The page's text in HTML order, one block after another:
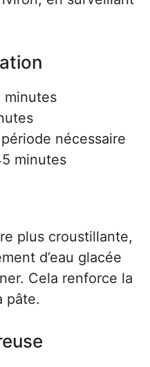
minutes
nécessaire
minutes
plus croustillante,
d’eau glacée
Cela renforce la
pâte.